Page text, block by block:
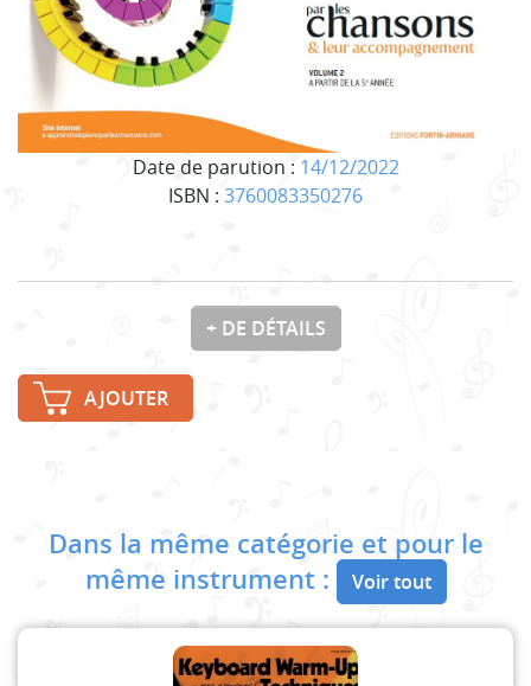
Date de parution : 14/12/2022
ISBN : 3760083350276
+ DE DÉTAILS
AJOUTER
Dans la même catégorie et pour le
même instrument :
Voir tout